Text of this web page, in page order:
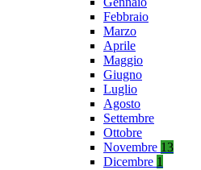
Febbraio
Marzo
Aprile
Maggio
Giugno
Luglio
Agosto
Settembre
Ottobre
Novembre 13
Dicembre 1